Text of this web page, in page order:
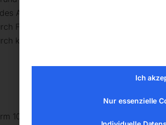
Absaugarmes durch optimiertes Design
Filterüberwachung
kontaminationsfreien Filterwechsel
1000 m³/h
Ich
Nur essenzielle